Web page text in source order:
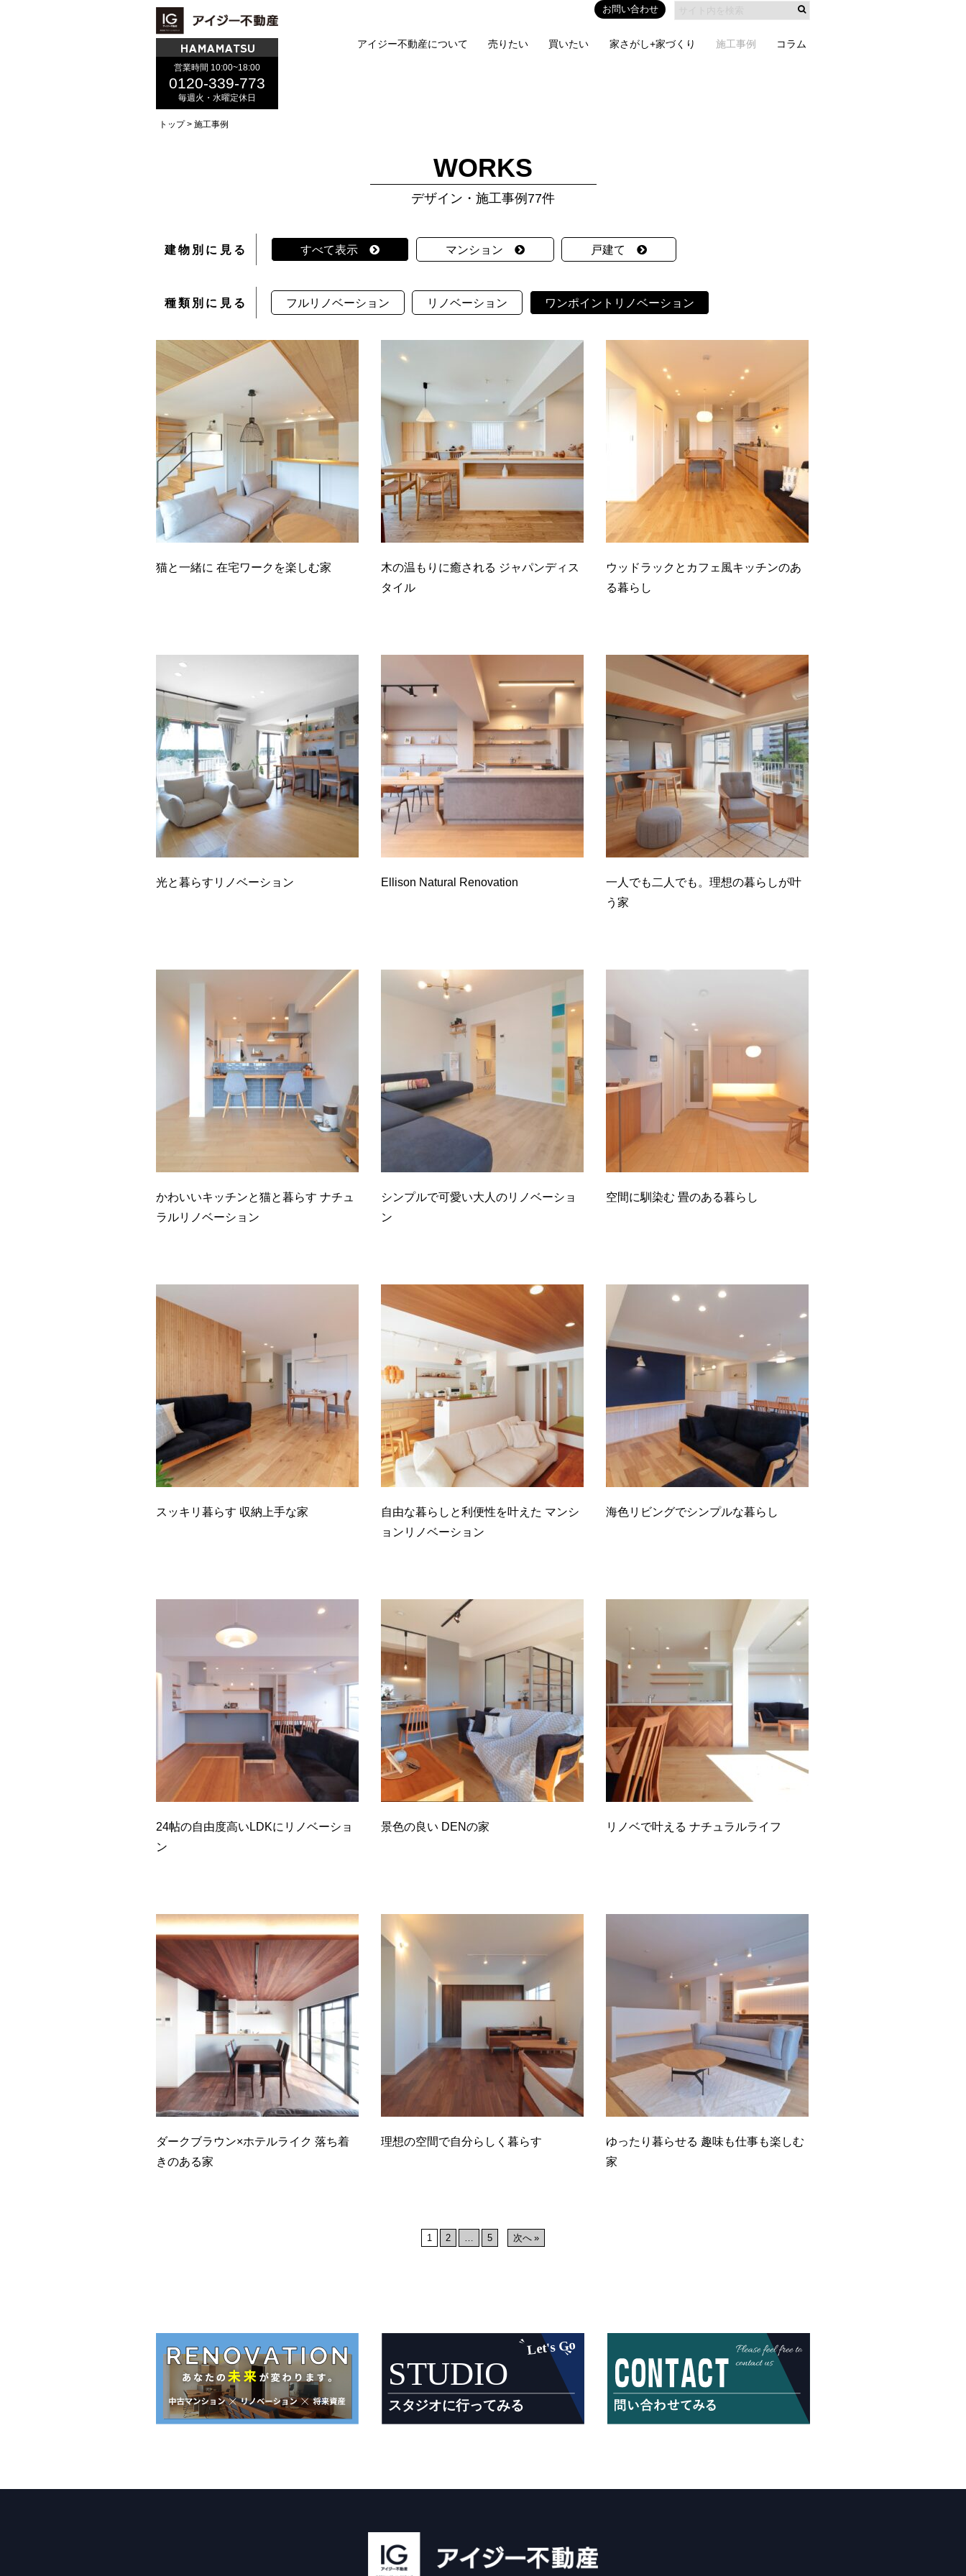
HAMAMATSU
営業時間 10:00~18:00
0120-339-773
毎週火・水曜定休日
お問い合わせ
アイジー不動産について 売りたい 買いたい 家さがし+家づくり 施工事例 コラム
トップ 施工事例
WORKS
デザイン・施工事例77件
建物別に見る すべて表示 マンション 戸建て
種類別に見る フルリノベーション リノベーション ワンポイントリノベーション
猫と一緒に 在宅ワークを楽しむ家
木の温もりに癒される ジャパンディス
タイル
ウッドラックとカフェ風キッチンのあ
る暮らし
光と暮らすリノベーション Ellison Natural Renovation
一人でも二人でも。理想の暮らしが叶
う家
かわいいキッチンと猫と暮らす ナチュ
ラルリノベーション
シンプルで可愛い大人のリノベーショ
ン
空間に馴染む 畳のある暮らし
スッキリ暮らす 収納上手な家
自由な暮らしと利便性を叶えた マンシ
ョンリノベーション
海色リビングでシンプルな暮らし
24帖の自由度高いLDKにリノベーショ
ン
景色の良い DENの家 リノベで叶える ナチュラルライフ
ダークブラウン×ホテルライク 落ち着
きのある家
理想の空間で自分らしく暮らす
ゆったり暮らせる 趣味も仕事も楽しむ
家
1 2 5 次へ »